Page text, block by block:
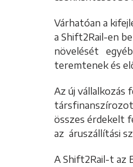
Várhatóan a
a Shift2Rail-en
növelését egyéb
teremtenek és
Az új vállalkozás
összes érdekelt
az áruszállítási
A Shift2Rail-t az